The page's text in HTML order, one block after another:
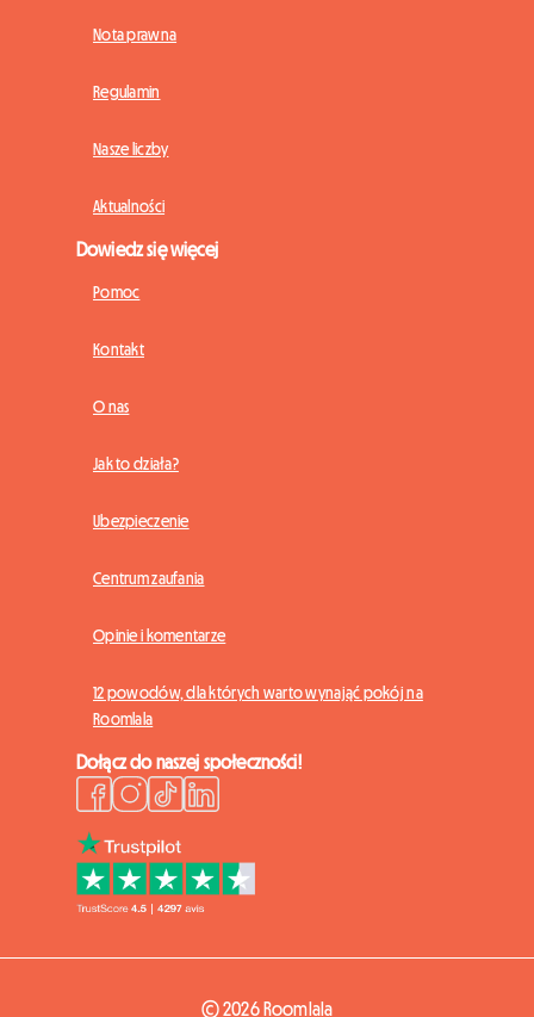
Nota prawna
Regulamin
Nasze liczby
Aktualności
Dowiedz się więcej
Pomoc
Kontakt
O nas
Jak to działa?
Ubezpieczenie
Centrum zaufania
Opinie i komentarze
12 powodów, dla których warto wynająć pokój na
Roomlala
Dołącz do naszej społeczności!
© 2026 Roomlala